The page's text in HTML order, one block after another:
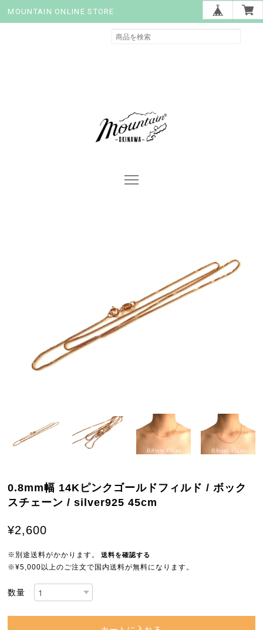
MOUNTAIN ONLINE STORE
0.8mm幅 14Kピンクゴールドフィルド / ボック
スチェーン / silver925 45cm
¥2,600
※別途送料がかかります。 送料を確認する
※¥5,000以上のご注文で国内送料が無料になります。
数量